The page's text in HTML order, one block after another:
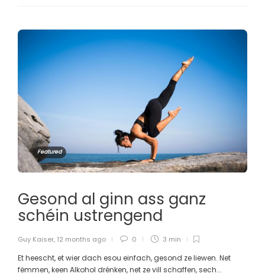
Featured
Gesond al ginn ass ganz
schéin ustrengend
Guy Kaiser, 12 months ago 0 3 min
Et heescht, et wier dach esou einfach, gesond ze liewen. Net
fëmmen, keen Alkohol drénken, net ze vill schaffen, sech...